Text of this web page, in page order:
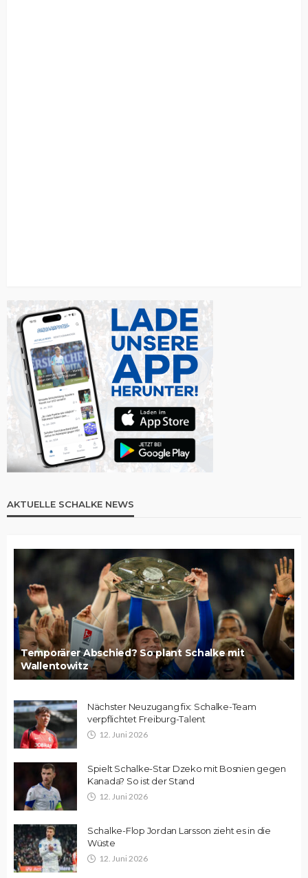
AKTUELLE SCHALKE NEWS
Temporärer Abschied? So plant Schalke mit
Wallentowitz
Nächster Neuzugang fix: Schalke-Team
verpflichtet Freiburg-Talent
12. Juni 2026
Spielt Schalke-Star Dzeko mit Bosnien gegen
Kanada? So ist der Stand
12. Juni 2026
Schalke-Flop Jordan Larsson zieht es in die
Wüste
12. Juni 2026